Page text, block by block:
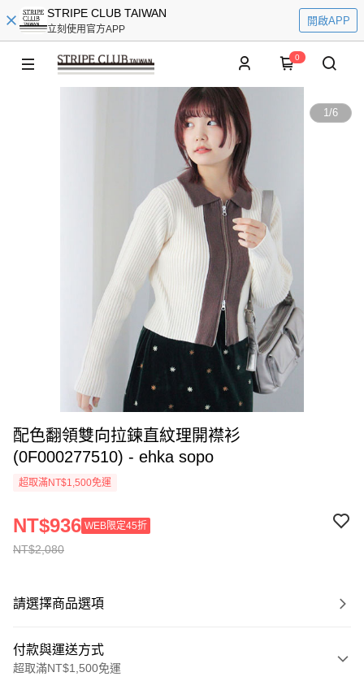
STRIPE CLUB TAIWAN
立刻使用官方APP
開啟APP
0
1/6
配色翻領雙向拉鍊直紋理開襟衫
(0F000277510) - ehka sopo
超取滿NT$1,500免運
NT$2,080
NT$936 WEB限定45折
請選擇商品選項
付款與運送方式
超取滿NT$1,500免運